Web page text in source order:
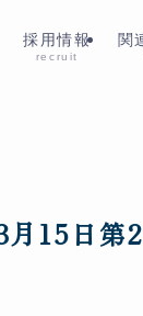
採用情報
recruit
関
月15日